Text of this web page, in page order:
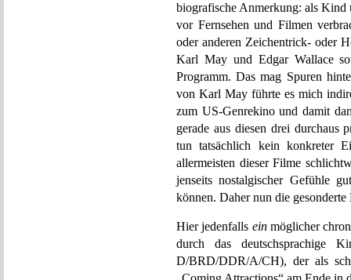
biografische Anmerkung: als
vor Fernsehen und Filmen
oder anderen Zeichentrick- oder
Karl May und Edgar Wallace
Programm. Das mag Spuren
von Karl May führte es mich
zum US-Genrekino und damit
gerade aus diesen drei durchaus
tun tatsächlich kein konkreter
allermeisten dieser Filme
jenseits nostalgischer Gefühle
können. Daher nun die
Hier jedenfalls einmöglicher
durch das deutschsprachige
D/BRD/DDR/A/CH), der als